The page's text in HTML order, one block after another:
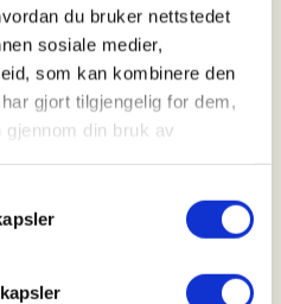
du bruker nettstedet
sosiale medier,
som kan kombinere den
gjort tilgjengelig for dem,
din bruk av